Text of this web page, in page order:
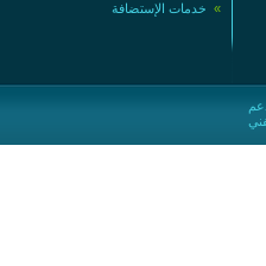
» خدمات الإستضافة